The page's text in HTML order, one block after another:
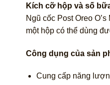
Kích cỡ hộp và số
Ngũ cốc Post Oreo
một hộp có thể dùng
Công dụng của sản
Cung cấp năng